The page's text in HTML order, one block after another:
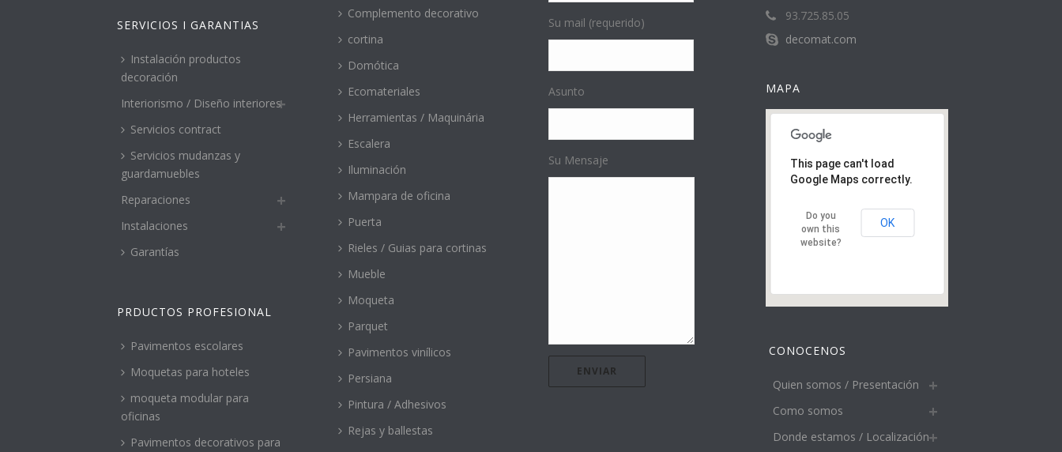
SERVICIOS I GARANTIAS
Instalación productos
decoración
Interiorismo / Diseño interiores
Servicios contract
Servicios mudanzas y
guardamuebles
Reparaciones
Instalaciones
Garantías
PRDUCTOS PROFESIONAL
Pavimentos escolares
Moquetas para hoteles
moqueta modular para
oficinas
Pavimentos decorativos para
Complemento decorativo
cortina
Domótica
Ecomateriales
Herramientas / Maquinária
Escalera
Iluminación
Mampara de oficina
Puerta
Rieles / Guias para cortinas
Mueble
Moqueta
Parquet
Pavimentos vinílicos
Persiana
Pintura / Adhesivos
Rejas y ballestas
Su mail (requerido)
Asunto
Su Mensaje
93.725.85.05
decomat.com
MAPA
This page can't load
Google Maps correctly.
Do you
own this
website?
OK
CONOCENOS
Quien somos / Presentación
Como somos
Donde estamos / Localización